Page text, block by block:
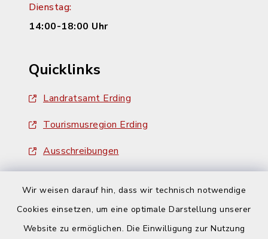
Wir weisen darauf hin, dass wir technisch notwendige
Cookies einsetzen, um eine optimale Darstellung unserer
Website zu ermöglichen. Die Einwilligung zur Nutzung
Dienstag:
14:00-18:00 Uhr
Quicklinks
Landratsamt Erding
Tourismusregion Erding
Ausschreibungen